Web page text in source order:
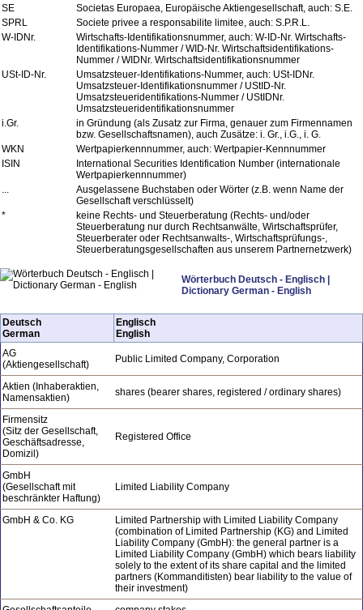
SE
Societas Europaea, Europäische Aktiengesellschaft, auch: S.E.
SPRL
Societe privee a responsabilite limitee, auch: S.P.R.L.
W-IDNr.
Wirtschafts-Identifikationsnummer, auch: W-ID-Nr. Wirtschafts-
Identifikations-Nummer / WID-Nr. Wirtschaftsidentifikations-
Nummer / WIDNr. Wirtschaftsidentifikationsnummer
USt-ID-Nr.
Umsatzsteuer-Identifikations-Nummer, auch: USt-IDNr.
Umsatzsteuer-Identifikationsnummer / UStID-Nr.
Umsatzsteueridentifikations-Nummer / UStIDNr.
Umsatzsteueridentifikationsnummer
i.Gr.
in Gründung (als Zusatz zur Firma, genauer zum Firmennamen
bzw. Gesellschaftsnamen), auch Zusätze: i. Gr., i.G., i. G.
WKN
Wertpapierkennnummer, auch: Wertpapier-Kennnummer
ISIN
International Securities Identification Number (internationale
Wertpapierkennnummer)
Ausgelassene Buchstaben oder Wörter (z.B. wenn Name der
Gesellschaft verschlüsselt)
*
keine Rechts- und Steuerberatung (Rechts- und/oder
Steuerberatung nur durch Rechtsanwälte, Wirtschaftsprüfer,
Steuerberater oder Rechtsanwalts-, Wirtschaftsprüfungs-,
Steuerberatungsgesellschaften aus unserem Partnernetzwerk)
Wörterbuch Deutsch - Englisch |
Dictionary German - English
Deutsch
German
Englisch
English
AG
(Aktiengesellschaft)
Public Limited Company, Corporation
Aktien (Inhaberaktien,
Namensaktien)
shares (bearer shares, registered / ordinary shares)
Firmensitz
(Sitz der Gesellschaft,
Geschäftsadresse,
Domizil)
Registered Office
GmbH
(Gesellschaft mit
beschränkter Haftung)
Limited Liability Company
GmbH & Co. KG
Limited Partnership with Limited Liability Company
(combination of Limited Partnership (KG) and Limited
Liability Company (GmbH): the general partner is a
Limited Liability Company (GmbH) which bears liability
solely to the extent of its share capital and the limited
partners (Kommanditisten) bear liability to the value of
their investment)